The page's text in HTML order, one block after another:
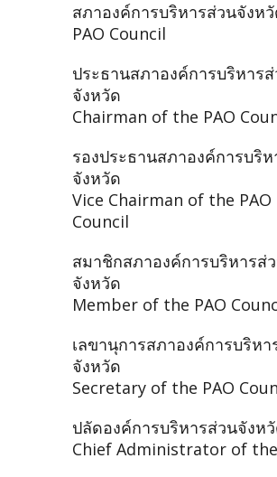
สภาองค์การบริหารส่วนจังห
PAO Council
ประธานสภาองค์การบริหาร
จังหวัด
Chairman of the PAO
รองประธานสภาองค์การบริ
จังหวัด
Vice Chairman of the PAO
Council
สมาชิกสภาองค์การบริหารส่
จังหวัด
Member of the PAO
เลขานุการสภาองค์การบริหา
จังหวัด
Secretary of the PAO
ปลัดองค์การบริหารส่วนจังห
Chief Administrator of the